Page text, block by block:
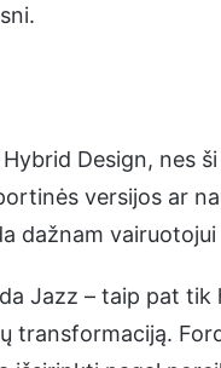
Design, nes
versijos ar
dažnam vairuotojui
Jazz – taip pat tik
transformaciją.